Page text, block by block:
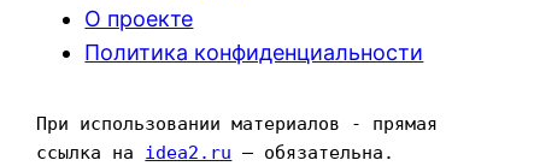
О проекте
Политика конфиденциальности
При использовании материалов - прямая
ссылка на idea2.ru — обязательна.